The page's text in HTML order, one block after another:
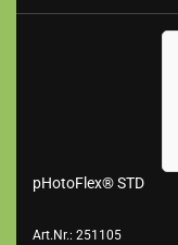
pHotoFlex® STD
Art.Nr.: 251105